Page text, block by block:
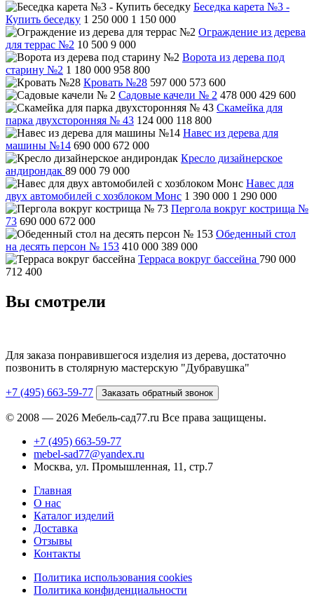
Беседка карета №3 -
Купить беседку 1 250 000 1 150 000
Ограждение из дерева
для террас №2 10 500 9 000
Ворота из дерева под
старину №2 1 180 000 958 800
Кровать №28 597 000 573 600
Садовые качели № 2 478 000 429 600
Скамейка для
парка двухсторонняя № 43 124 000 118 800
Навес из дерева для
машины №14 690 000 672 000
Кресло дизайнерское
андирондак 89 000 79 000
Навес для
двух автомобилей с хозблоком Монс 1 390 000 1 290 000
Пергола вокруг кострища №
73 690 000 672 000
Обеденный стол
на десять персон № 153 410 000 389 000
Терраса вокруг бассейна 790 000
712 400
Вы смотрели
Для заказа понравившегося изделия из дерева, достаточно
позвонить в столярную мастерскую "Дубравушка"
+7 (495) 663-59-77 Заказать обратный звонок
© 2008 — 2026 Мебель-сад77.ru Все права защищены.
+7 (495) 663-59-77
mebel-sad77@yandex.ru
Москва, ул. Промышленная, 11, стр.7
Главная
О нас
Каталог изделий
Доставка
Отзывы
Контакты
Политика использования cookies
Политика конфиденциальности